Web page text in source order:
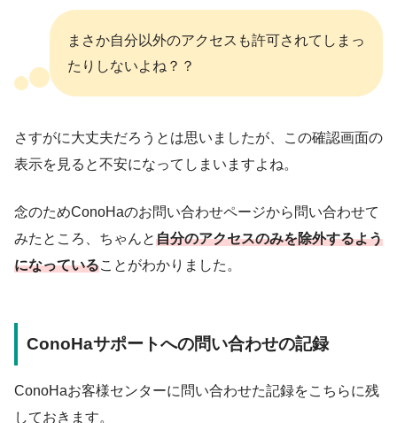
まさか自分以外のアクセスも許可されてしまっ
たりしないよね？？
さすがに大丈夫だろうとは思いましたが、この確認画面の
表示を見ると不安になってしまいますよね。
念のためConoHaのお問い合わせページから問い合わせて
みたところ、ちゃんと自分のアクセスのみを除外するよう
になっていることがわかりました。
ConoHaサポートへの問い合わせの記録
ConoHaお客様センターに問い合わせた記録をこちらに残
しておきます。